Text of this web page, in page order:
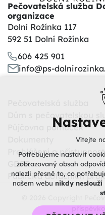
Pečovatelská služba
organizace
606 425 901
info@ps-
Dolní Rožínka 117
592 51 Dolní Rožínka
Dům s pečovatelskou
Půjčovna pomůcek
Prohlášení o
GDPR
Publicita dotačních
© 2026 Copyright
Vítejte
Potřebujeme nastavit
zobrazovaný obsah
nalezli přesně to, co
našem webu nikdy